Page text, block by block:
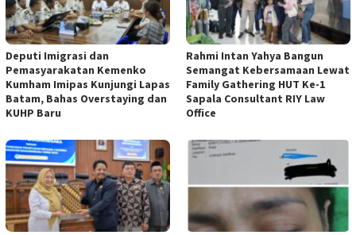
Deputi Imigrasi dan
Pemasyarakatan Kemenko
Kumham Imipas Kunjungi Lapas
Batam, Bahas Overstaying dan
KUHP Baru
Rahmi Intan Yahya Bangun
Semangat Kebersamaan Lewat
Family Gathering HUT Ke-1
Sapala Consultant RIY Law
Office